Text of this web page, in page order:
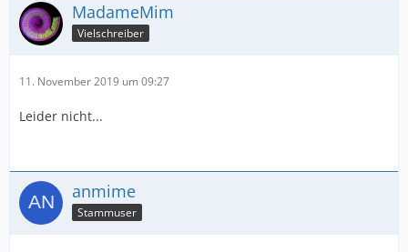
MadameMim
Vielschreiber
11. November 2019 um 09:27
Leider nicht...
anmime
Stammuser